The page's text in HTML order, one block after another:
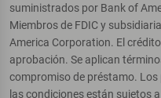
suministrados por Bank of
Miembros de FDIC y
America Corporation. El
aprobación. Se aplican
compromiso de préstamo.
las condiciones están sujetos